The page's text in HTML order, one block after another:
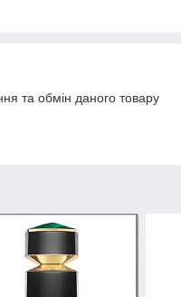
та обмін даного товару